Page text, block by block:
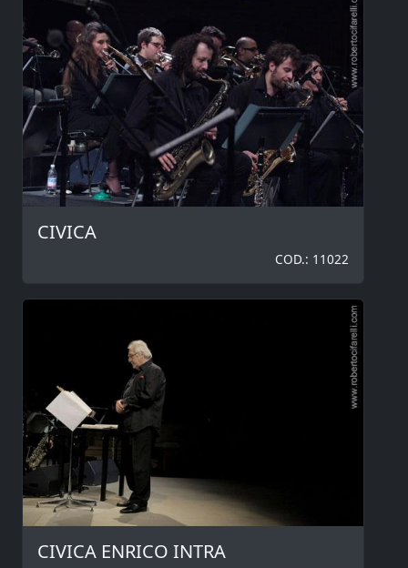
CIVICA
COD.: 11022
CIVICA ENRICO INTRA